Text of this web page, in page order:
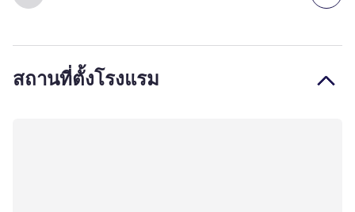
สถานที่ตั้งโรงแรม